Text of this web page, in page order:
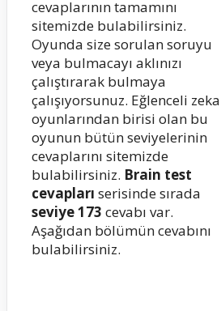
cevaplarının tamamını
sitemizde bulabilirsiniz.
Oyunda size sorulan soruyu
veya bulmacayı aklınızı
çalıştırarak bulmaya
çalışıyorsunuz. Eğlenceli zeka
oyunlarından birisi olan bu
oyunun bütün seviyelerinin
cevaplarını sitemizde
bulabilirsiniz. Brain test
cevapları serisinde sırada
seviye 173 cevabı var.
Aşağıdan bölümün cevabını
bulabilirsiniz.